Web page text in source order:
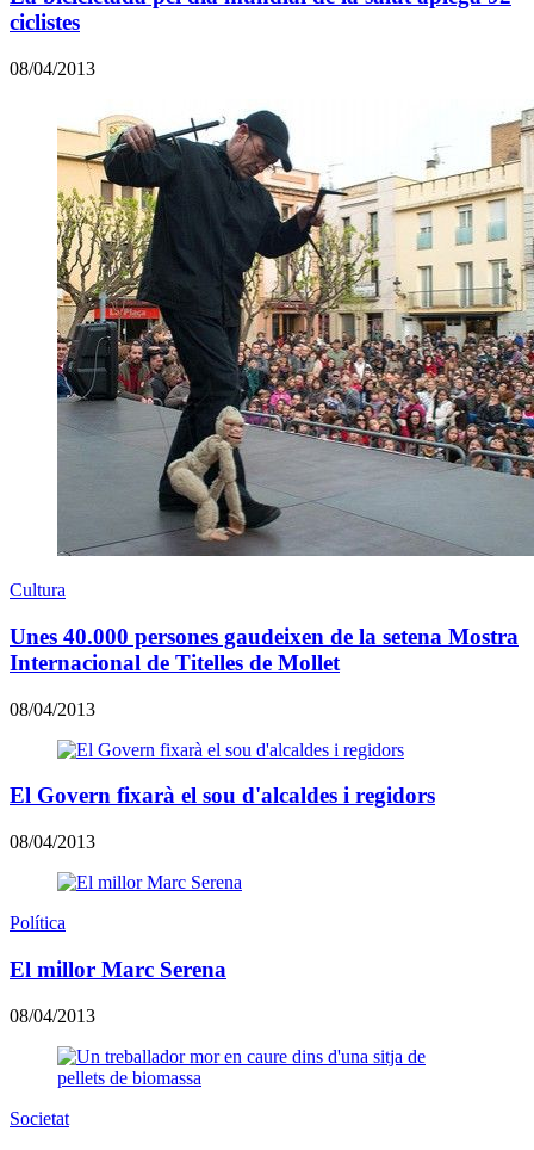
ciclistes
08/04/2013
Cultura
Unes 40.000 persones gaudeixen de la setena Mostra
Internacional de Titelles de Mollet
08/04/2013
El Govern fixarà el sou d'alcaldes i regidors
08/04/2013
Política
El millor Marc Serena
08/04/2013
Societat